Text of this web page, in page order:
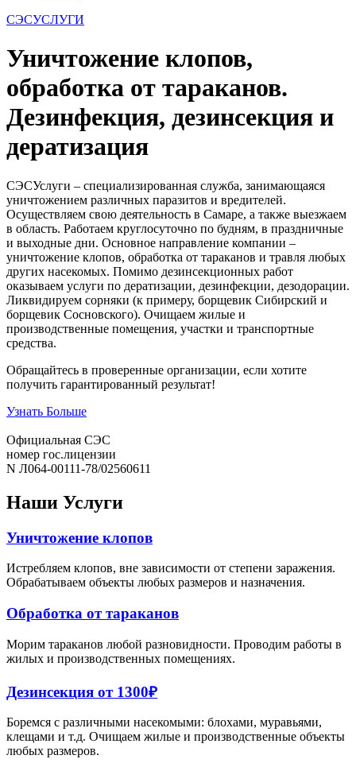
СЭСУСЛУГИ
Уничтожение клопов,
обработка от тараканов.
Дезинфекция, дезинсекция и
дератизация
СЭСУслуги – специализированная служба, занимающаяся
уничтожением различных паразитов и вредителей.
Осуществляем свою деятельность в Самаре, а также выезжаем
в область. Работаем круглосуточно по будням, в праздничные
и выходные дни. Основное направление компании –
уничтожение клопов, обработка от тараканов и травля любых
других насекомых. Помимо дезинсекционных работ
оказываем услуги по дератизации, дезинфекции, дезодорации.
Ликвидируем сорняки (к примеру, борщевик Сибирский и
борщевик Сосновского). Очищаем жилые и
производственные помещения, участки и транспортные
средства.
Обращайтесь в проверенные организации, если хотите
получить гарантированный результат!
Узнать Больше
Официальная СЭС
номер гос.лицензии
N Л064-00111-78/02560611
Наши Услуги
Уничтожение клопов
Истребляем клопов, вне зависимости от степени заражения.
Обрабатываем объекты любых размеров и назначения.
Обработка от тараканов
Морим тараканов любой разновидности. Проводим работы в
жилых и производственных помещениях.
Дезинсекция от 1300₽
Боремся с различными насекомыми: блохами, муравьями,
клещами и т.д. Очищаем жилые и производственные объекты
любых размеров.